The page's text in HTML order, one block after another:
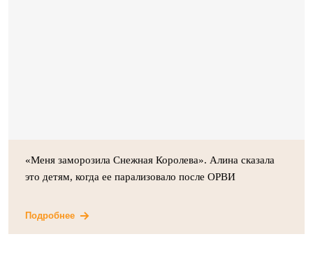
«Меня заморозила Снежная Королева». Алина сказала
это детям, когда ее парализовало после ОРВИ
Подробнее